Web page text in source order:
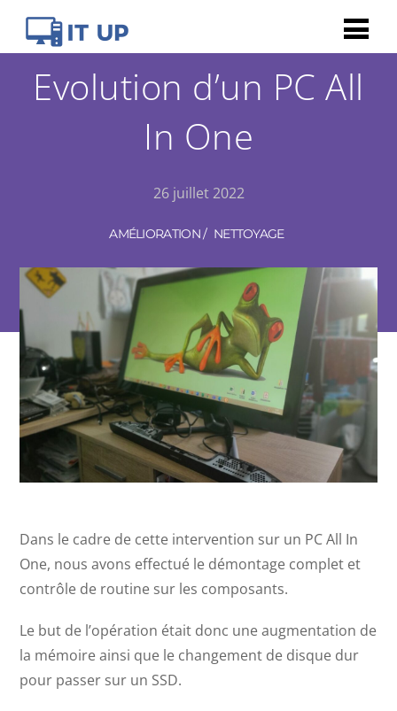
Evolution d’un PC All
In One
26 juillet 2022
AMÉLIORATION / NETTOYAGE
Dans le cadre de cette intervention sur un PC All In
One, nous avons effectué le démontage complet et
contrôle de routine sur les composants.
Le but de l’opération était donc une augmentation de
la mémoire ainsi que le changement de disque dur
pour passer sur un SSD.